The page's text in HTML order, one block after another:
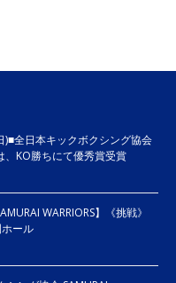
全日本キックボクシング協会
、KO勝ちにて優秀賞受賞
WARRIORS】《挑戦》
ール